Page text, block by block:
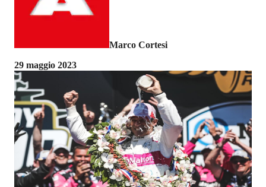
Marco Cortesi
29 maggio 2023